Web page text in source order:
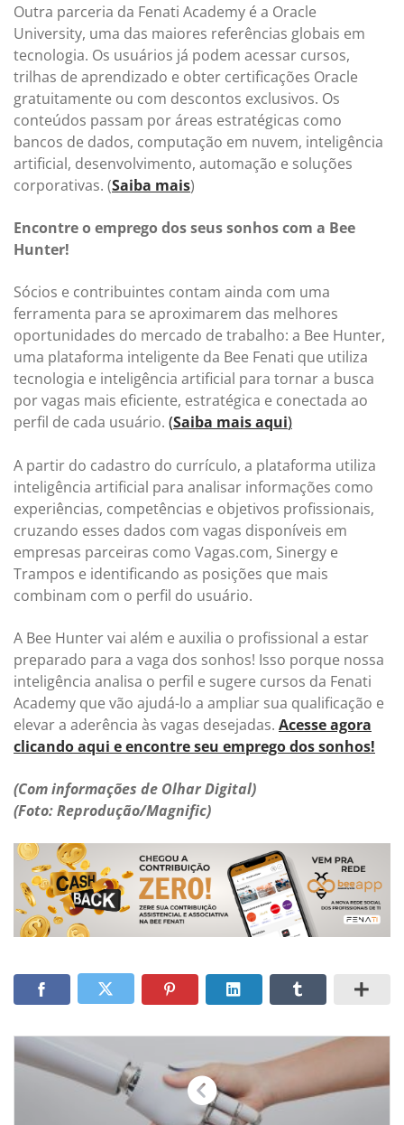
Outra parceria da Fenati Academy é a Oracle
University, uma das maiores referências globais em
tecnologia. Os usuários já podem acessar cursos,
trilhas de aprendizado e obter certificações Oracle
gratuitamente ou com descontos exclusivos. Os
conteúdos passam por áreas estratégicas como
bancos de dados, computação em nuvem, inteligência
artificial, desenvolvimento, automação e soluções
corporativas. (Saiba mais)
Encontre o emprego dos seus sonhos com a Bee
Hunter!
Sócios e contribuintes contam ainda com uma
ferramenta para se aproximarem das melhores
oportunidades do mercado de trabalho: a Bee Hunter,
uma plataforma inteligente da Bee Fenati que utiliza
tecnologia e inteligência artificial para tornar a busca
por vagas mais eficiente, estratégica e conectada ao
perfil de cada usuário. (Saiba mais aqui)
A partir do cadastro do currículo, a plataforma utiliza
inteligência artificial para analisar informações como
experiências, competências e objetivos profissionais,
cruzando esses dados com vagas disponíveis em
empresas parceiras como Vagas.com, Sinergy e
Trampos e identificando as posições que mais
combinam com o perfil do usuário.
A Bee Hunter vai além e auxilia o profissional a estar
preparado para a vaga dos sonhos! Isso porque nossa
inteligência analisa o perfil e sugere cursos da Fenati
Academy que vão ajudá-lo a ampliar sua qualificação e
elevar a aderência às vagas desejadas. Acesse agora
clicando aqui e encontre seu emprego dos sonhos!
(Com informações de Olhar Digital)
(Foto: Reprodução/Magnific)